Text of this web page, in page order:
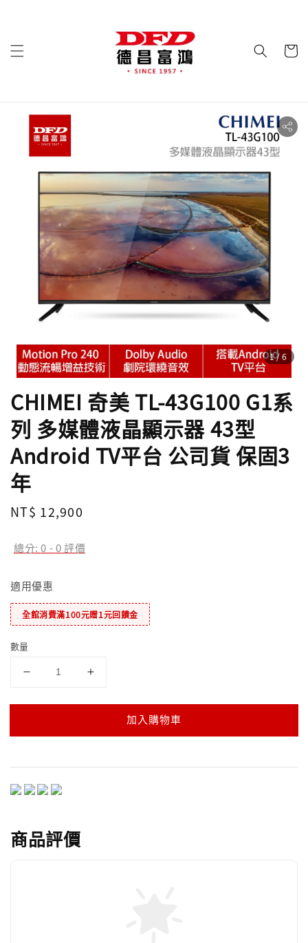
1/6
CHIMEI 奇美 TL-43G100 G1系
列 多媒體液晶顯示器 43型
Android TV平台 公司貨 保固3
年
Regular
NT$ 12,900
總分:0 -0評價
適用優惠
全館消費滿100元贈1元回饋金
數量
加入購物車
商品評價